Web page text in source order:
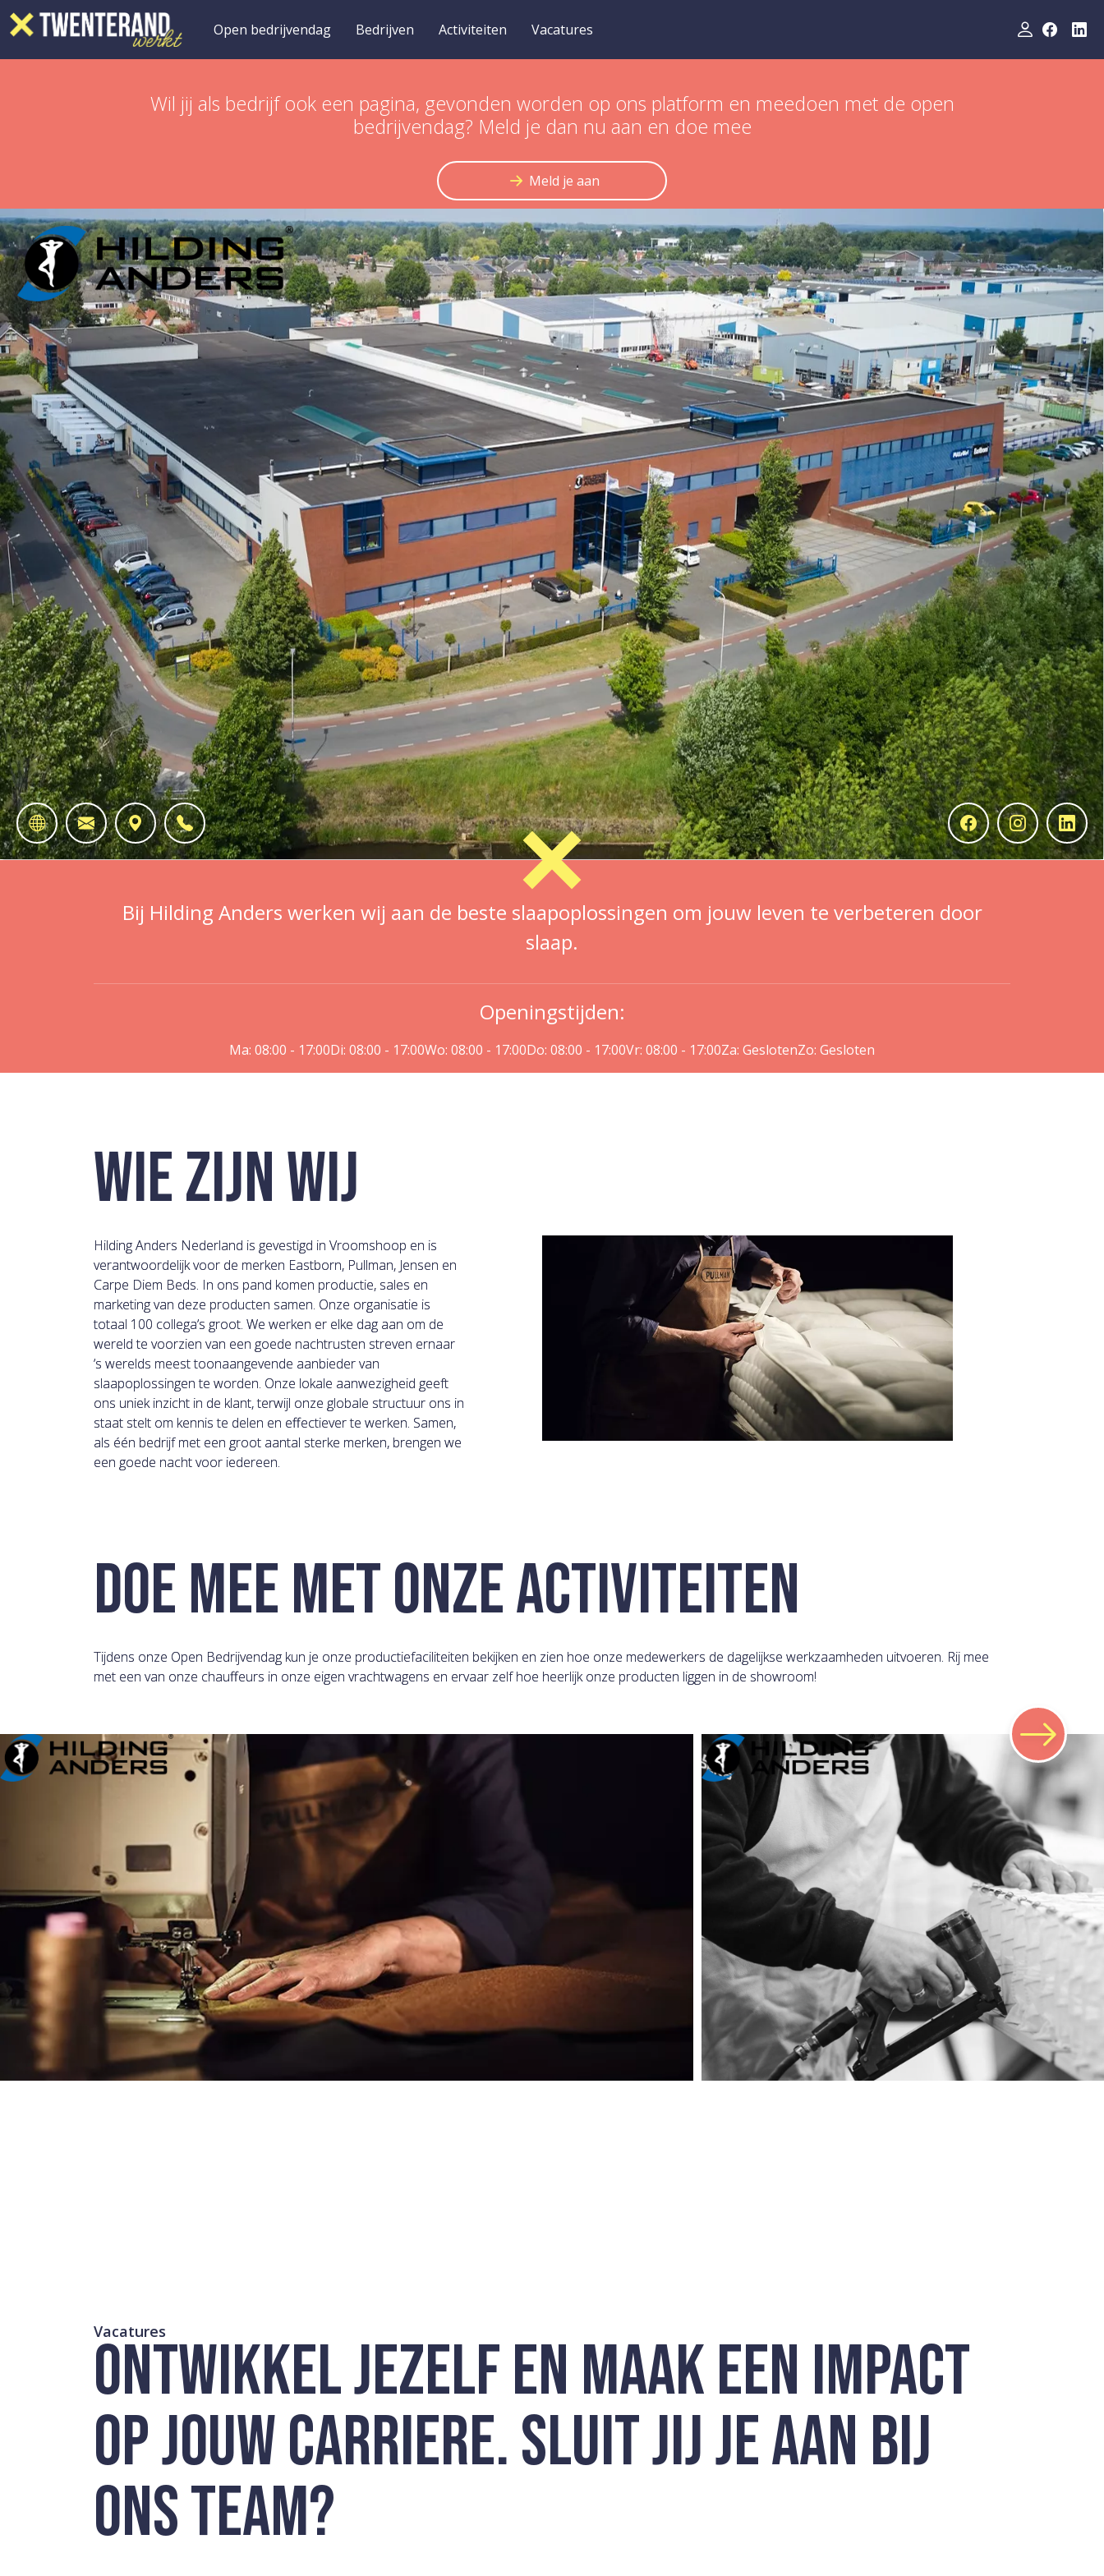
Open bedrijvendag Bedrijven Activiteiten Vacatures
Wil jij als bedrijf ook een pagina, gevonden worden op ons platform en meedoen met de open
bedrijvendag? Meld je dan nu aan en doe mee
Meld je aan
Bij Hilding Anders werken wij aan de beste slaapoplossingen om jouw leven te verbeteren door
slaap.
Openingstijden:
Ma: 08:00 - 17:00Di: 08:00 - 17:00Wo: 08:00 - 17:00Do: 08:00 - 17:00Vr: 08:00 - 17:00Za: GeslotenZo: Gesloten
WIE ZIJN WIJ
Hilding Anders Nederland is gevestigd in Vroomshoop en is
verantwoordelijk voor de merken Eastborn, Pullman, Jensen en
Carpe Diem Beds. In ons pand komen productie, sales en
marketing van deze producten samen. Onze organisatie is
totaal 100 collega’s groot. We werken er elke dag aan om de
wereld te voorzien van een goede nachtrusten streven ernaar
’s werelds meest toonaangevende aanbieder van
slaapoplossingen te worden. Onze lokale aanwezigheid geeft
ons uniek inzicht in de klant, terwijl onze globale structuur ons in
staat stelt om kennis te delen en effectiever te werken. Samen,
als één bedrijf met een groot aantal sterke merken, brengen we
een goede nacht voor iedereen.
DOE MEE MET ONZE ACTIVITEITEN
Tijdens onze Open Bedrijvendag kun je onze productiefaciliteiten bekijken en zien hoe onze medewerkers de dagelijkse werkzaamheden uitvoeren. Rij mee
met een van onze chauffeurs in onze eigen vrachtwagens en ervaar zelf hoe heerlijk onze producten liggen in de showroom!
Vacatures
ONTWIKKEL JEZELF EN MAAK EEN IMPACT
OP JOUW CARRIERE. SLUIT JIJ JE AAN BIJ
ONS TEAM?